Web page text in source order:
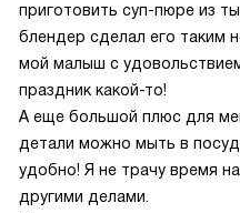
приготовить суп-пюре из
блендер сделал его таким
мой малыш с
праздник какой-то!
А еще большой плюс для
детали можно мыть в
удобно! Я не трачу время
другими делами.